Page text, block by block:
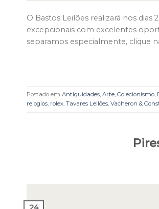
O Bastos Leilões realizará nos dias
excepcionais com excelentes
separamos especialmente, clique
Postado em Antiguidades, Arte, Colecionismo,
relogios, rolex, Tavares Leilões, Vacheron &